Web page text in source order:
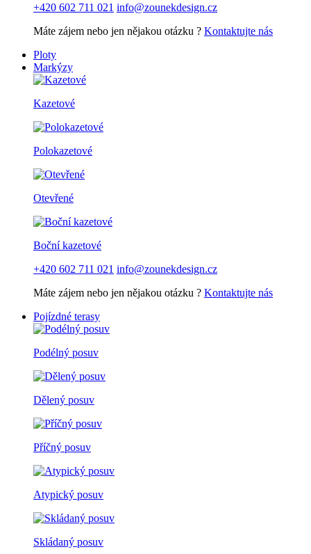
+420 602 711 021 info@zounekdesign.cz
Máte zájem nebo jen nějakou otázku ? Kontaktujte nás
Ploty
Markýzy
Kazetové
Polokazetové
Otevřené
Boční kazetové
+420 602 711 021 info@zounekdesign.cz
Máte zájem nebo jen nějakou otázku ? Kontaktujte nás
Pojízdné terasy
Podélný posuv
Dělený posuv
Příčný posuv
Atypický posuv
Skládaný posuv